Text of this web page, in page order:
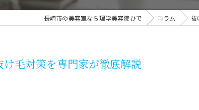
長崎市の美容室なら理学美容院ひで コラム 抜
毛対策を専門家が徹底解説